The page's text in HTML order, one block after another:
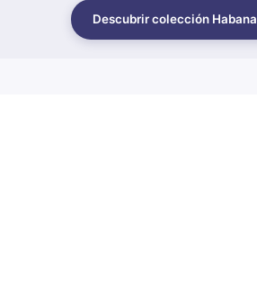
Descubrir colección Habana